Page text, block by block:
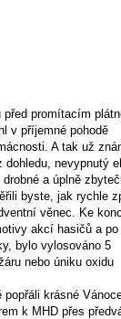
promítacím
v příjemné pohodě
A tak už
nevypnutý
a úplně
byste, jak rychle
věnec. Ke
akcí hasičů a po
bylo vylosováno 5
nebo úniku oxidu
krásné
k MHD přes